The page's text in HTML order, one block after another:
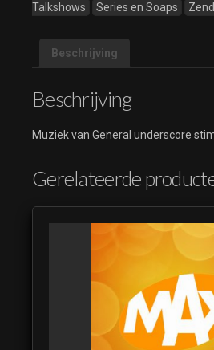
Talkshows
Series en Soaps
Beschrijving
Beschrijving
Muziek van General underscore
Gerelateerde